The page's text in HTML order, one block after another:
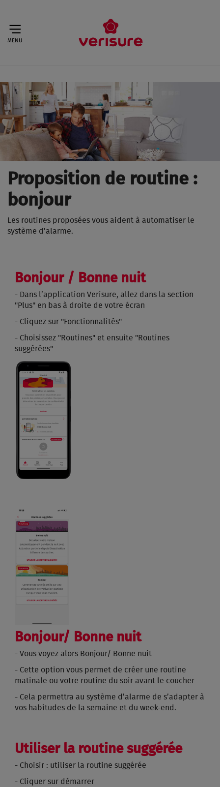
MENU
Proposition de routine :
bonjour
Les routines proposées vous aident à automatiser le
système d'alarme.
Bonjour / Bonne nuit
- Dans l’application Verisure, allez dans la section
"Plus" en bas à droite de votre écran
- C liquez sur "Fonctionnalités"
- Choisissez "Routines" et ensuite "Routines
suggérées"
Bonjour/ Bonne nuit
- Vous voyez alors Bonjour/ Bonne nuit
- Cette option vous permet de créer une routine
matinale ou votre routine du soir avant le coucher
- Cela permettra au système d’alarme de s’adapter à
vos habitudes de la semaine et du week-end.
Utiliser la routine suggérée
- Choisir : utiliser la routine suggérée
- Cliquer sur démarrer